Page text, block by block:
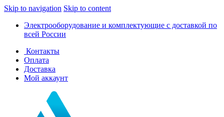
Skip to navigation Skip to content
Электрооборудование и комплектующие с доставкой по
всей России
Контакты
Оплата
Доставка
Мой аккаунт